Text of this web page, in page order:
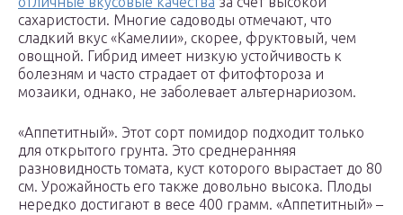
сахаристости. Многие садоводы отмечают, что
сладкий вкус «Камелии», скорее, фруктовый, чем
овощной. Гибрид имеет низкую устойчивость к
болезням и часто страдает от фитофтороза и
мозаики, однако, не заболевает альтернариозом.
«Аппетитный». Этот сорт помидор подходит только
для открытого грунта. Это среднеранняя
разновидность томата, куст которого вырастает до 80
см. Урожайность его также довольно высока. Плоды
нередко достигают в весе 400 грамм. «Аппетитный» –